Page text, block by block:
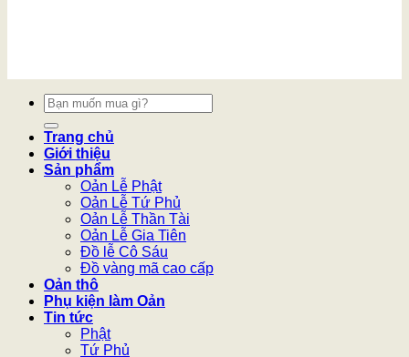
Tìm
kiếm:
Trang chủ
Giới thiệu
Sản phẩm
Oản Lễ Phật
Oản Lễ Tứ Phủ
Oản Lễ Thần Tài
Oản Lễ Gia Tiên
Đồ lễ Cô Sáu
Đồ vàng mã cao cấp
Oản thô
Phụ kiện làm Oản
Tin tức
Phật
Tứ Phủ